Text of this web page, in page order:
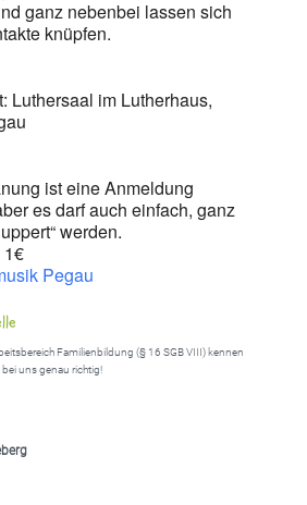
ganz nebenbei lassen sich
knüpfen.
Luthersaal im Lutherhaus,
ist eine Anmeldung
es darf auch einfach, ganz
werden.
1€
Pegau
Familienbildung (§ 16 SGB VIII) kennen
uns genau richtig!